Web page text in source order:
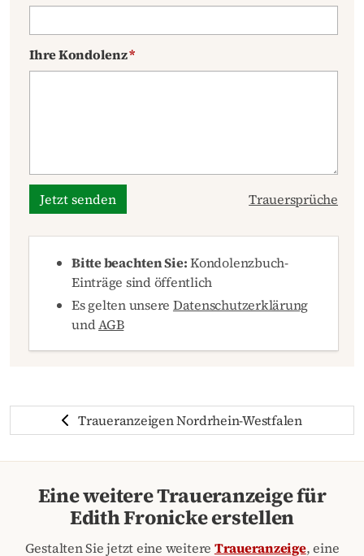
Ihre Kondolenz*
Jetzt senden Trauersprüche
Bitte beachten Sie:Kondolenzbuch-
Einträge sind öffentlich
Es gelten unsere Datenschutzerklärung
undAGB
Traueranzeigen Nordrhein-Westfalen
Eine weitere Traueranzeige für
Edith Fronicke erstellen
Gestalten Sie jetzt eine weitere Traueranzeige, eine